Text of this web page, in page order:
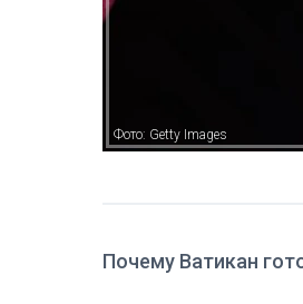
Фото: Getty Images
Почему Ватикан